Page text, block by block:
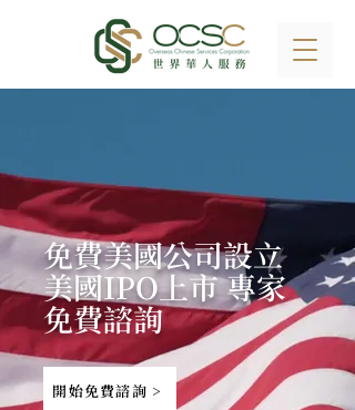
免費美國公司設立
​美國IPO上市 專家
免費諮詢
開始免費諮詢 >